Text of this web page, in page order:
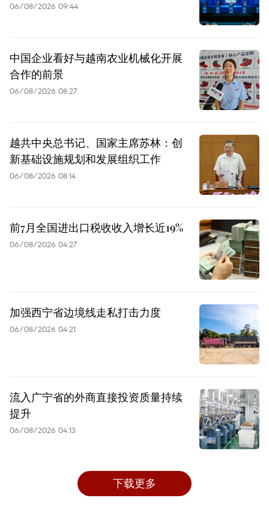
06/08/2026 09:44
中国企业看好与越南农业机械化开展
合作的前景
06/08/2026 08:27
越共中央总书记、国家主席苏林：创
新基础设施规划和发展组织工作
06/08/2026 08:14
前7月全国进出口税收收入增长近19%
06/08/2026 04:27
加强西宁省边境线走私打击力度
06/08/2026 04:21
流入广宁省的外商直接投资质量持续
提升
06/08/2026 04:13
下载更多